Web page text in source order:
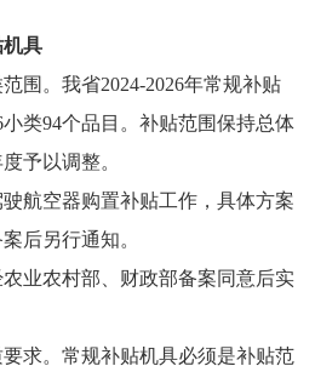
具
围。我省2024-2026年常规补贴
类94个品目。补贴范围保持总体
予以调整。
航空器购置补贴工作，具体方案
后另行通知。
业农村部、财政部备案同意后实
要求。常规补贴机具必须是补贴范